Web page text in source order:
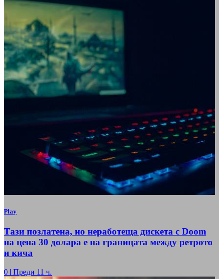
Play
Тази позлатена, но неработеща дискета с Doom
на цена 30 долара е на границата между ретрото
и кича
0 | Преди 11 ч.